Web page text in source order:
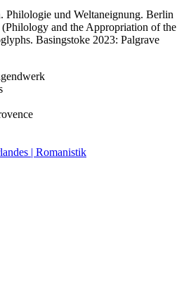
Philologie und Weltaneignung. Berlin
and the Appropriation of the
Basingstoke 2023: Palgrave
| Romanistik